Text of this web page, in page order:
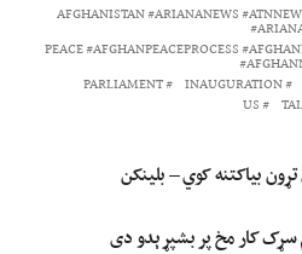
#AFGHANISTAN #ARIANANEWS
#PEACE #AFGHANPEACEPROCESS
INAUGURATION
PARLIAMENT
US
بیاکتنه کوي – بلینکن
سړک کار مخ پر بشپړېدو دی